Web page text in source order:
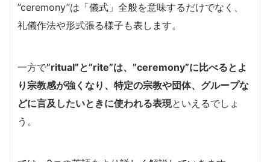
”ceremony”は「儀式」全般を意味するだけでなく、
礼儀作法や形式張る様子も表します。
一方で”ritual”と”rite”は、”ceremony”に比べるとよ
り宗教感が強くなり、特定の宗教や団体、グループな
どに言及したいときに使われる表現といえるでしょ
う。